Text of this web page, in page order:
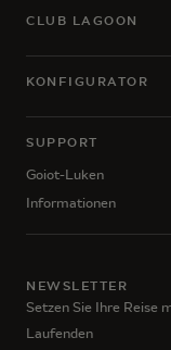
CLUB LAGOON
KONFIGURATOR
SUPPORT
Goiot-Luken
Informationen
NEWSLETTER
Setzen Sie Ihre Reise
Laufenden